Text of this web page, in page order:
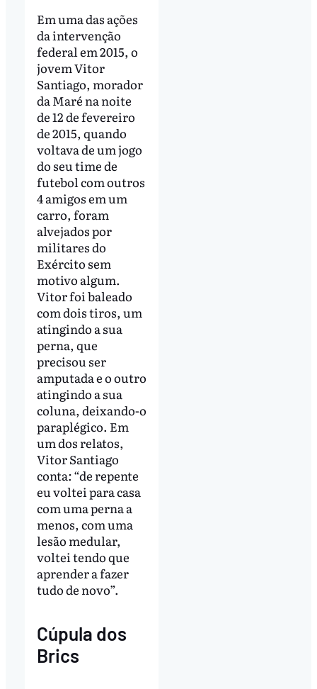
Em uma das ações
da intervenção
federal em 2015, ​​o
jovem Vitor
Santiago, morador
da Maré na noite
de 12 de fevereiro
de 2015, quando
voltava de um jogo
do seu time de
futebol com outros
4 amigos em um
carro, foram
alvejados por
militares do
Exército sem
motivo algum.
Vitor foi baleado
com dois tiros, um
atingindo a sua
perna, que
precisou ser
amputada e o outro
atingindo a sua
coluna, deixando-o
paraplégico. Em
um dos relatos,
Vitor Santiago
conta:“de repente
eu voltei para casa
com uma perna a
menos, com uma
lesão medular,
voltei tendo que
aprender a fazer
tudo de novo”.
Cúpula dos
Brics